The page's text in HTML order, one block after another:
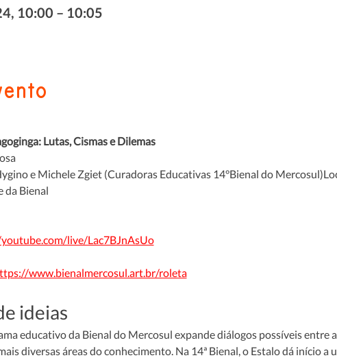
10:00 – 10:05
Lutas, Cismas e Dilemas
e Michele Zgiet (Curadoras Educativas 14°Bienal do
da Bienal
live/Lac7BJnAsUo
www.bienalmercosul.art.br/roleta
ideias
educativo da Bienal do Mercosul expande diálogos possíveis entre
diversas áreas do conhecimento. Na 14ª Bienal, o Estalo dá início a